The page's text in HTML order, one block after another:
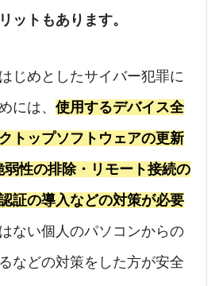
ットもあります。
じめとしたサイバー犯罪に
には、 使用するデバイス全
トップソフトウェアの更新
性の排除・リモート接続の
証の導入などの対策が必要
ない個人のパソコンからの
などの対策をした方が安全